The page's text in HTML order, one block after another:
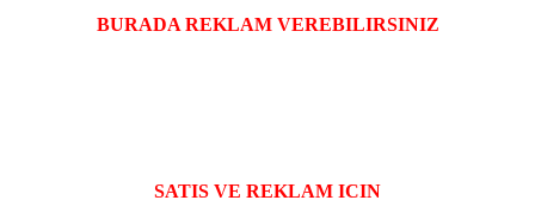
BURADA REKLAM VEREBILIRSINIZ
SATIS VE REKLAM ICIN